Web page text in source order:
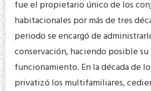
fue el propietario único de los
habitacionales por más de tres
periodo se encargó de
conservación, haciendo posible su
funcionamiento. En la década de
privatizó los multifamiliares,